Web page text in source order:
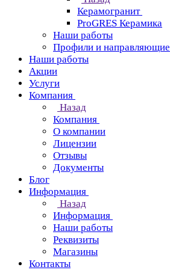
Керамогранит
ProGRES Керамика
Наши работы
Профили и направляющие
Наши работы
Акции
Услуги
Компания
Назад
Компания
О компании
Лицензии
Отзывы
Документы
Блог
Информация
Назад
Информация
Наши работы
Реквизиты
Магазины
Контакты